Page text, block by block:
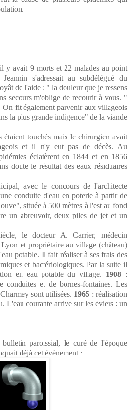
y avait 9 morts et 22 malades au point
s'adressait au subdélégué du
de l'aide : " la douleur que je ressens
secours m'oblige de recourir à vous. "
fit également parvenir aux villageois
la plus grande indigence" de la viande
étaient touchés mais le chirurgien avait
et il n'y eut pas de décès. Au
éclatèrent en 1844 et en 1856
doute le résultat des eaux résiduaires
avec le concours de l'architecte
conduite d'eau en poterie à partir de
située à 500 mètres à l'est au fond
un abreuvoir, deux piles de jet et un
le docteur A. Carrier, médecin
et propriétaire au village (château)
potable. Il fait réaliser à ses frais des
et bactériologiques. Par la suite il
en eau potable du village. 1908 :
conduites et de bornes-fontaines. Les
sont utilisées. 1965 : réalisation
L'eau courante arrive sur les éviers : un
bulletin paroissial, le curé de l'époque
déjà cet évènement :